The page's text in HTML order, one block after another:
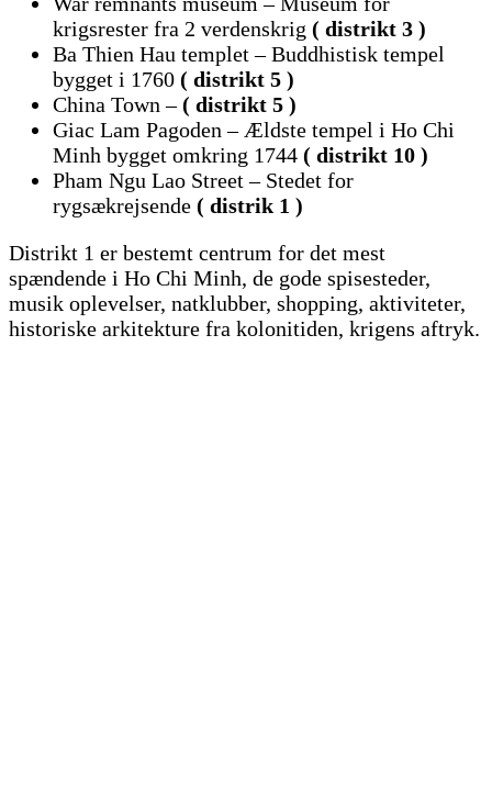
krigsrester fra 2 verdenskrig ( distrikt 3 )
Ba Thien Hau templet – Buddhistisk tempel
bygget i 1760 ( distrikt 5 )
China Town –( distrikt 5 )
Giac Lam Pagoden – Ældste tempel i Ho Chi
Minh bygget omkring 1744 ( distrikt 10 )
Pham Ngu Lao Street – Stedet for
rygsækrejsende ( distrik 1 )
Distrikt 1 er bestemt centrum for det mest
spændende i Ho Chi Minh, de gode spisesteder,
musik oplevelser, natklubber, shopping, aktiviteter,
historiske arkitekture fra kolonitiden, krigens aftryk.